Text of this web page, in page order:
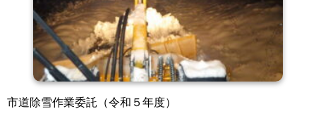
市道除雪作業委託（令和５年度）